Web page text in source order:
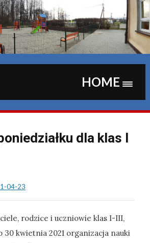
Skip
to
content
HOME
dla klas I
04-23
rodzice i uczniowie klas I-III,
30 kwietnia 2021 organizacja nauki